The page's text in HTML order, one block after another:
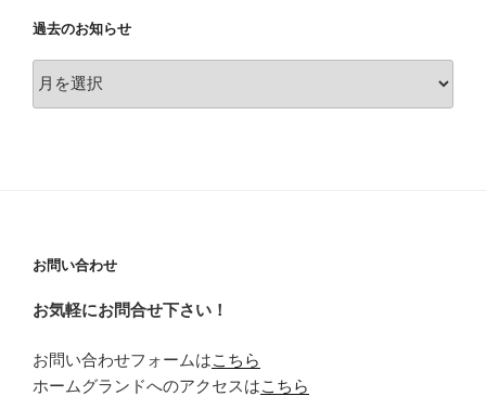
過去のお知らせ
去
お問い合わせ
お気軽にお問合せ下さい！
お問い合わせフォームはこちら
ホームグランドへのアクセスはこちら